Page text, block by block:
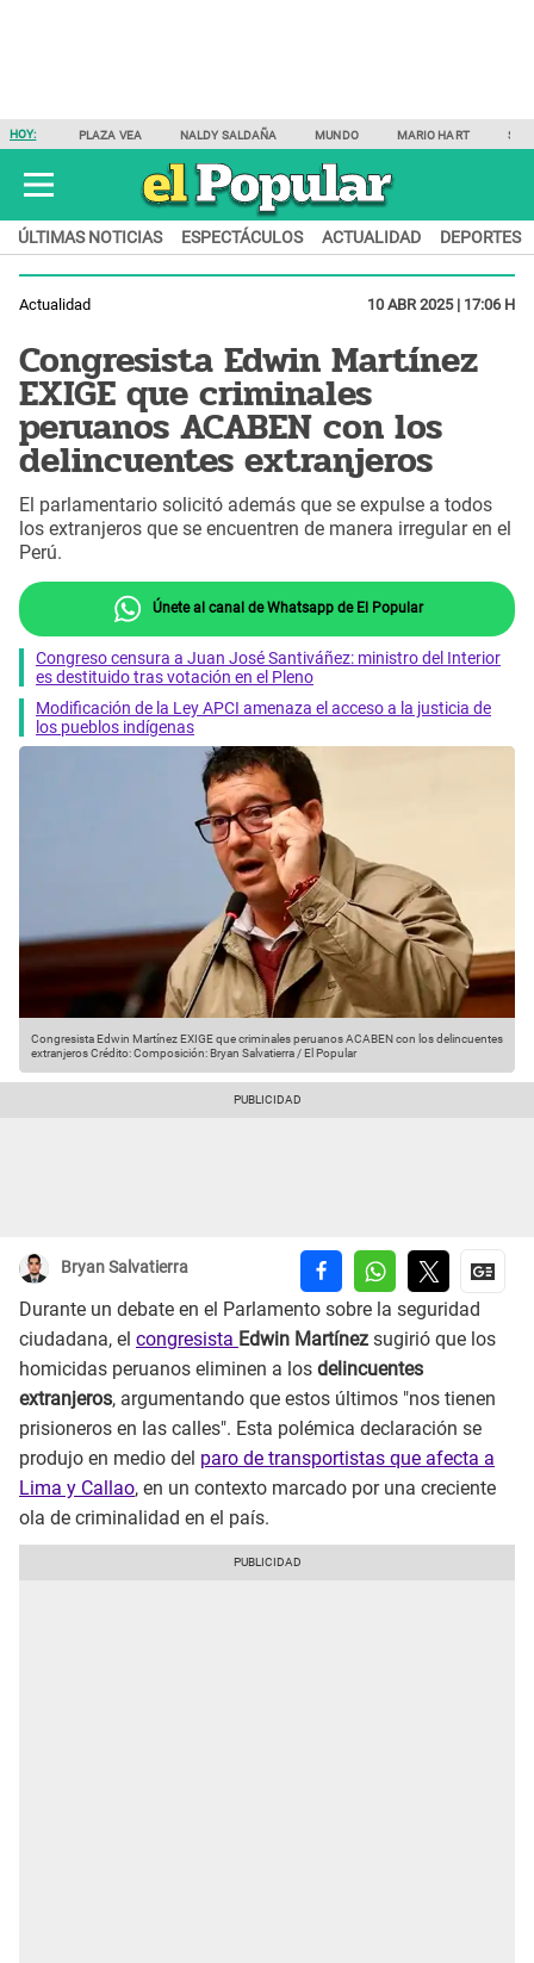
HOY: PLAZA VEA NALDY SALDAÑA MUNDO MARIO HART
ÚLTIMAS NOTICIAS ESPECTÁCULOS ACTUALIDAD DEPORTES
Actualidad 10 ABR 2025 | 17:06 H
Congresista Edwin Martínez
EXIGE que criminales
peruanos ACABEN con los
delincuentes extranjeros
El parlamentario solicitó además que se expulse a todos
los extranjeros que se encuentren de manera irregular en el
Perú.
Únete al canal de Whatsapp de El Popular
Congreso censura a Juan José Santiváñez: ministro del Interior
es destituido tras votación en el Pleno
Modificación de la Ley APCI amenaza el acceso a la justicia de
los pueblos indígenas
Congresista Edwin Martínez EXIGE que criminales peruanos ACABEN con los delincuentes
extranjerosCrédito: Composición: Bryan Salvatierra / El Popular
Bryan Salvatierra
Durante un debate en el Parlamento sobre la seguridad
ciudadana, el congresista Edwin Martínez sugirió que los
homicidas peruanos eliminen a los delincuentes
extranjeros, argumentando que estos últimos "nos tienen
prisioneros en las calles". Esta polémica declaración se
produjo en medio del paro de transportistas que afecta a
Lima y Callao, en un contexto marcado por una creciente
ola de criminalidad en el país.